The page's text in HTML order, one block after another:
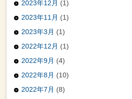
2023年12月 (1)
2023年11月 (1)
2023年3月 (1)
2022年12月 (1)
2022年9月 (4)
2022年8月 (10)
2022年7月 (8)